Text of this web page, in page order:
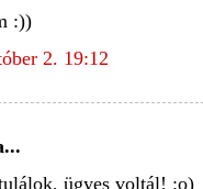
:))
2. 19:12
ügyes voltál! :o)